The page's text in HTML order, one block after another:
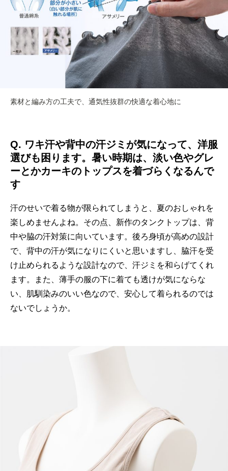
素材と編み方の工夫で、通気性抜群の快適な着心地に
Q. ワキ汗や背中の汗ジミが気になって、洋服
選びも困ります。暑い時期は、淡い色やグレ
ーとかカーキのトップスを着づらくなるんで
す
汗のせいで着る物が限られてしまうと、夏のおしゃれを
楽しめませんよね。その点、新作のタンクトップは、背
中や脇の汗対策に向いています。後ろ身頃が高めの設計
で、背中の汗が気になりにくいと思いますし、脇汗を受
け止められるような設計なので、汗ジミを和らげてくれ
ます。また、薄手の服の下に着ても透けが気にならな
い、肌馴染みのいい色なので、安心して着られるのでは
ないでしょうか。